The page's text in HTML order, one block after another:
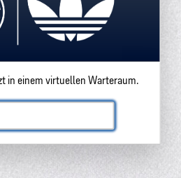
in einem virtuellen Warteraum.